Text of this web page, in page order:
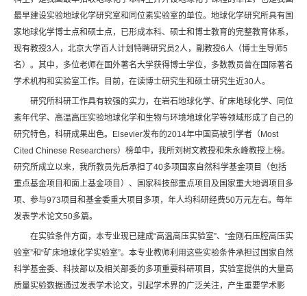
最早建设实验地球化学研究室和同位素实验室的单位。地球化学研究所具有国
家地球化学博士点和硕士点，已形成本科、硕士和博士教育的完整教育体系，
现有教授3人，北京大学百人计划特聘研究员2人，副教授6人（博士生导师5
名）。其中，多位老师在国外著名大学获得博士学位，多数教员曾在国际著名
学术机构和实验室工作。目前，在读博士研究生和硕士研究生近30人。
研究所科研工作具有较强的实力，在岩石地球化学、矿床地球化学、同位
素年代学、高温高压实验地球化学和生物与环境地球化学等领域形成了自己的
研究特色，科研成果出色。Elsevier发布的2014年中国高被引学者（Most
Cited Chinese Researchers）榜单中，我所刘树文教授和朱永峰教授上榜。
研究所成立以来，我所教员先后承担了40多项国家自然科学基金项目（包括
重点基金项目和面上基金项目）、国家科技部重点项目及国家重大地调项目多
项、参与973项目和基金委重大项目多项，年人均科研经费50万元左右。每年
发表学术论文50多篇。
在实验条件方面，本专业现已建成“高温高压实验室”、“金刚石压腔高压实
验室”和“矿床地球化学实验室”。本专业教师利用这些实验条件承担过国家自然
科学基金委、科技部以及相关部委的多项重要科研项目，实验室提供的大量高
质量实验数据通过发表学术论文，引起学术界的广泛关注，产生重要学术影